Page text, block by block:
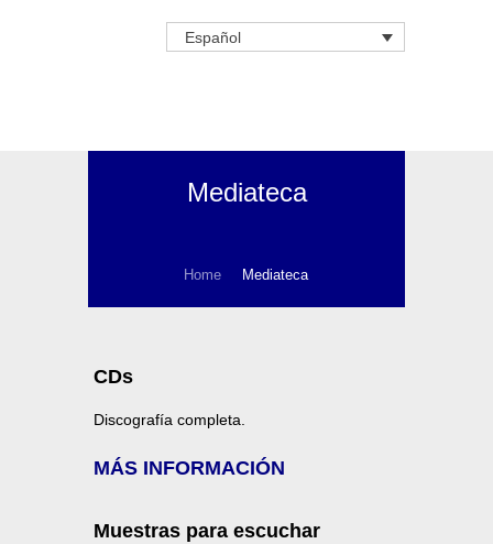
Español
Mediateca
Home Mediateca
CDs
Discografía completa.
MÁS INFORMACIÓN
Muestras para escuchar